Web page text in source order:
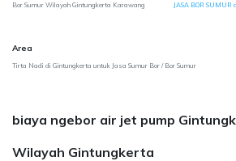
Bor Sumur Wilayah Gintungkerta Karawang JASA BOR SUMUR
Area
Tirta Nadi di Gintungkerta untuk Jasa Sumur Bor / Bor Sumur
biaya ngebor air jet pump
Wilayah Gintungkerta